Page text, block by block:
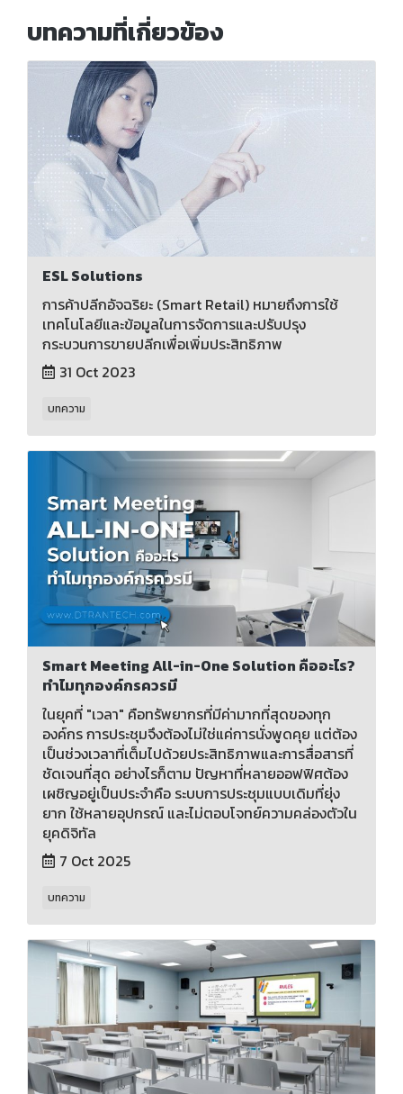
บทความที่เกี่ยวข้อง
ESL Solutions
การค้าปลีกอัจฉริยะ (Smart Retail) หมายถึงการใช้
เทคโนโลยีและข้อมูลในการจัดการและปรับปรุง
กระบวนการขายปลีกเพื่อเพิ่มประสิทธิภาพ
31 Oct 2023
บทความ
Smart Meeting All-in-One Solution คืออะไร?
ทำไมทุกองค์กรควรมี
ในยุคที่ "เวลา" คือทรัพยากรที่มีค่ามากที่สุดของทุก
องค์กร การประชุมจึงต้องไม่ใช่แค่การนั่งพูดคุย แต่ต้อง
เป็นช่วงเวลาที่เต็มไปด้วยประสิทธิภาพและการสื่อสารที่
ชัดเจนที่สุด อย่างไรก็ตาม ปัญหาที่หลายออฟฟิศต้อง
เผชิญอยู่เป็นประจำคือ ระบบการประชุมแบบเดิมที่ยุ่ง
ยาก ใช้หลายอุปกรณ์ และไม่ตอบโจทย์ความคล่องตัวใน
ยุคดิจิทัล
7 Oct 2025
บทความ